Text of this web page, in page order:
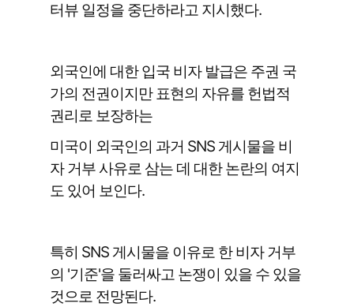
터뷰 일정을 중단하라고 지시했다.
외국인에 대한 입국 비자 발급은 주권 국
가의 전권이지만 표현의 자유를 헌법적
권리로 보장하는
미국이 외국인의 과거 SNS 게시물을 비
자 거부 사유로 삼는 데 대한 논란의 여지
도 있어 보인다.
특히 SNS 게시물을 이유로 한 비자 거부
의 '기준'을 둘러싸고 논쟁이 있을 수 있을
것으로 전망된다.